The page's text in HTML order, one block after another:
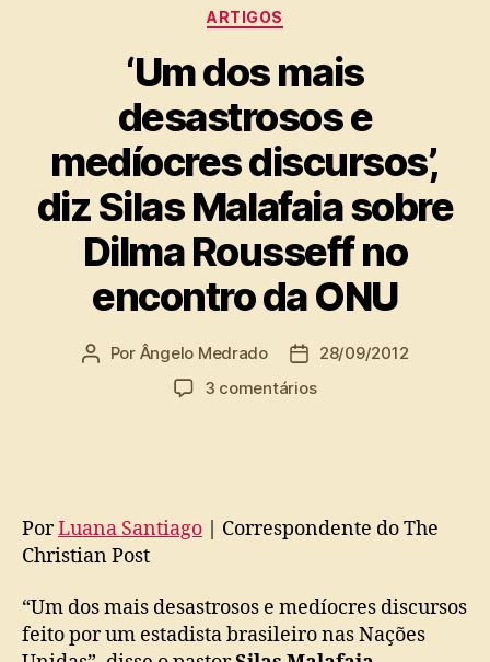
Categorias
ARTIGOS
‘Um dos mais
desastrosos e
medíocres discursos’,
diz Silas Malafaia sobre
Dilma Rousseff no
encontro da ONU
Autor
Por Ângelo Medrado
Data28/09/2012
3 comentáriosem
medíocres
Silas
Malafaia
sobre
PorLuana Santiago | Correspondente do The
Christian Post
“Um dos mais desastrosos e medíocres discursos
feito por um estadista brasileiro nas Nações